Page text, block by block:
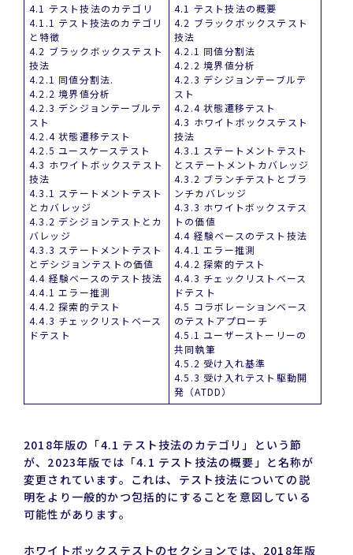
4.1 テスト技法のカテゴリ
4.1.1 テスト技法のカテゴリ
と特徴
4.2 ブラックボックステスト
技法
4.2.1 同値分割法.
4.2.2 境界値分析
4.2.3 デシジョンテーブルテ
スト
4.2.4 状態遷移テスト
4.2.5 ユースケーステスト
4.3 ホワイトボックステスト
技法
4.3.1 ステートメントテスト
とカバレッジ
4.3.2 デシジョンテストとカ
バレッジ
4.3.3 ステートメントテスト
とデシジョンテストの価値
4.4 経験ベースのテスト技法
4.4.1 エラー推測
4.4.2 探索的テスト
4.4.3 チェックリストベース
ドテスト
4.1 テスト技法の概要
4.2 ブラックボックステスト
技法
4.2.1 同値分割法
4.2.2 境界値分析
4.2.3 デシジョンテーブルテ
スト
4.2.4 状態遷移テスト
4.3 ホワイトボックステスト
技法
4.3.1 ステートメントテスト
とステートメントカバレッジ
4.3.2 ブランチテストとブラ
ンチカバレッジ
4.3.3 ホワイトボックステス
トの価値
4.4 経験ベースのテスト技法
4.4.1 エラー推測
4.4.2 探索的テスト
4.4.3 チェックリストベース
ドテスト
4.5 コラボレーションベース
のテストアプローチ
4.5.1 ユーザーストーリーの
共同執筆
4.5.2 受け入れ基準
4.5.3 受け入れテスト駆動開
発（ATDD）
2018年版の「4.1 テスト技法のカテゴリ」という節
が、2023年版では「4.1 テスト技法の概要」と名称が
変更されています。これは、テスト技法についての説
明をより一般的かつ包括的にすることを意図している
可能性があります。
ホワイトボックステストのセクションでは、2018年版